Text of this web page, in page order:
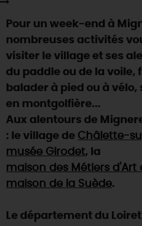
TOUTES LES
Vins et vignobles
Chic,une aire de pique-
Par ici lesguinguettes
Que rapporter du Loiret ?
La Route desMétiers d'Art
TOUT L'ART
(re)Découvrir les
Expérimenterles
Rendez-vous de
Des sorties en
Programme des
INFOS &
RÉSERVER
Pour un week-end à
nombreuses activités
visiter le village et ses
du paddle ou de la voile,
balader à pied ou à
en montgolfière...
Aux alentours de
: le village de Châlette-
musée Girodet, la
maison des Métiers d'Art
maison de la Suède.
Le département du